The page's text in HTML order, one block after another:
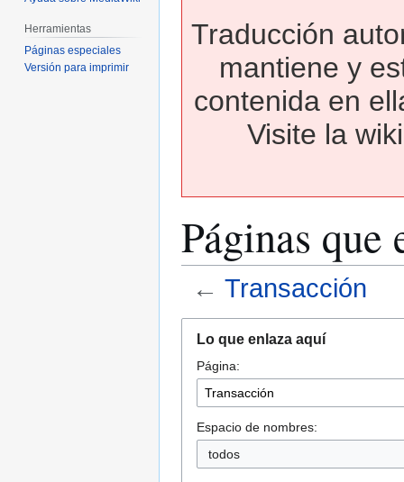
Traducción
mantiene y
contenida en
Visite la
Páginas que
← Transacción
navegación
búsqueda
Lo que enlaza aquí
Página:
Espacio de nombres:
todos
Herramientas
Páginas especiales
Versión para imprimir